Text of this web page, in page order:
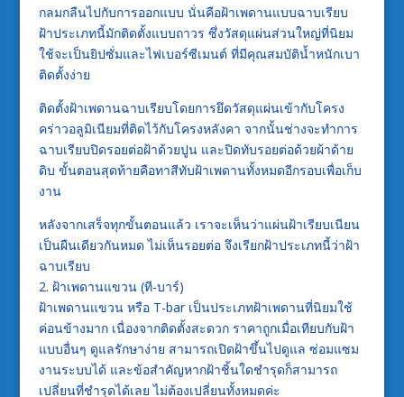
กลมกลืนไปกับการออกแบบ นั่นคือฝ้าเพดานแบบฉาบเรียบ
ฝ้าประเภทนี้มักติดตั้งแบบถาวร ซึ่งวัสดุแผ่นส่วนใหญ่ที่นิยม
ใช้จะเป็นยิปซั่มและไฟเบอร์ซีเมนต์ ที่มีคุณสมบัติน้ำหนักเบา
ติดตั้งง่าย
ติดตั้งฝ้าเพดานฉาบเรียบโดยการยึดวัสดุแผ่นเข้ากับโครง
คร่าวอลูมิเนียมที่ติดไว้กับโครงหลังคา จากนั้นช่างจะทำการ
ฉาบเรียบปิดรอยต่อฝ้าด้วยปูน และปิดทับรอยต่อด้วยผ้าด้าย
ดิบ ขั้นตอนสุดท้ายคือทาสีทับฝ้าเพดานทั้งหมดอีกรอบเพื่อเก็บ
งาน
หลังจากเสร็จทุกขั้นตอนแล้ว เราจะเห็นว่าแผ่นฝ้าเรียบเนียน
เป็นผืนเดียวกันหมด ไม่เห็นรอยต่อ จึงเรียกฝ้าประเภทนี้ว่าฝ้า
ฉาบเรียบ
2. ฝ้าเพดานแขวน (ที-บาร์)
ฝ้าเพดานแขวน หรือ T-bar เป็นประเภทฝ้าเพดานที่นิยมใช้
ค่อนข้างมาก เนื่องจากติดตั้งสะดวก ราคาถูกเมื่อเทียบกับฝ้า
แบบอื่นๆ ดูแลรักษาง่าย สามารถเปิดฝ้าขึ้นไปดูแล ซ่อมแซม
งานระบบได้ และข้อสำคัญหากฝ้าชิ้นใดชำรุดก็สามารถ
เปลี่ยนที่ชำรุดได้เลย ไม่ต้องเปลี่ยนทั้งหมดค่ะ